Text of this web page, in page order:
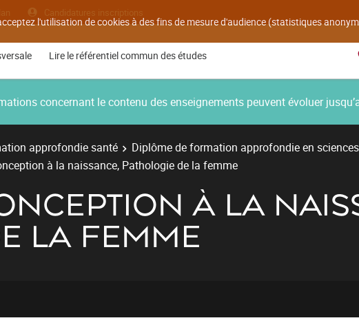
l'utilisation de cookies à des fins de mesure d'audience (statistiques
Candidatures inscriptions
Lire le référentiel commun des études
concernant le contenu des enseignements peuvent évoluer
approfondie santé
Diplôme de formation approfondie en
à la naissance, Pathologie de la femme
À LA
LA FEMME